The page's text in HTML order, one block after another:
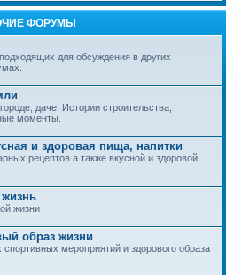
ФОРУМЫ
для обсуждения в других
даче. Истории строительства,
моменты.
и здоровая пища, напитки
рецептов а также вкусной и здоровой
жизни
образ жизни
мероприятий и здорового образа